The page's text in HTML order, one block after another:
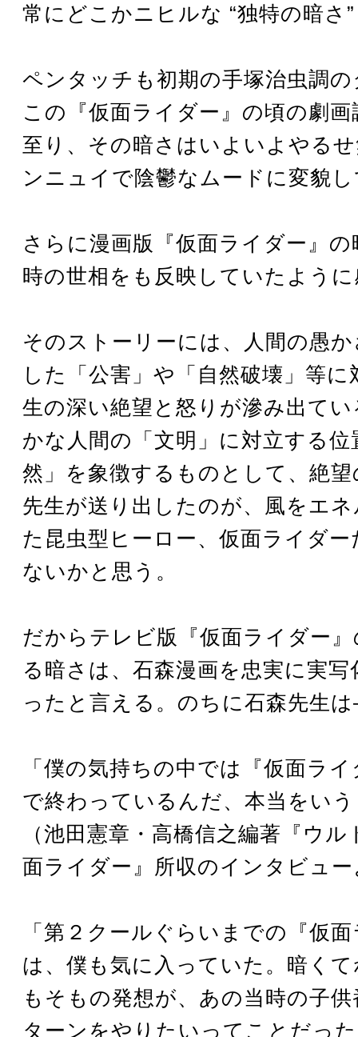
常にどこかニヒルな “独特の暗さ
ペンタッチも初期の手塚治虫調
この『仮面ライダー』の頃の劇
至り、その暗さはいよいよやる
ンニュイで陰鬱なムードに変貌
さらに漫画版『仮面ライダー』
時の世相をも反映していたよう
そのストーリーには、人間の愚
した「公害」や「自然破壊」等に
生の深い絶望と怒りが滲み出て
かな人間の「文明」に対立する
然」を象徴するものとして、絶
先生が送り出したのが、風をエ
た昆虫型ヒーロー、仮面ライダ
ないかと思う。
だからテレビ版『仮面ライダー
る暗さは、石森漫画を忠実に実
ったと言える。のちに石森先生
「僕の気持ちの中では『仮面ラ
で終わっているんだ、本当をい
（池田憲章・高橋信之編著『ウ
面ライダー』所収のインタビュ
「第２クールぐらいまでの『仮
は、僕も気に入っていた。暗く
もそもの発想が、あの当時の子
ターンをやりたいってことだっ